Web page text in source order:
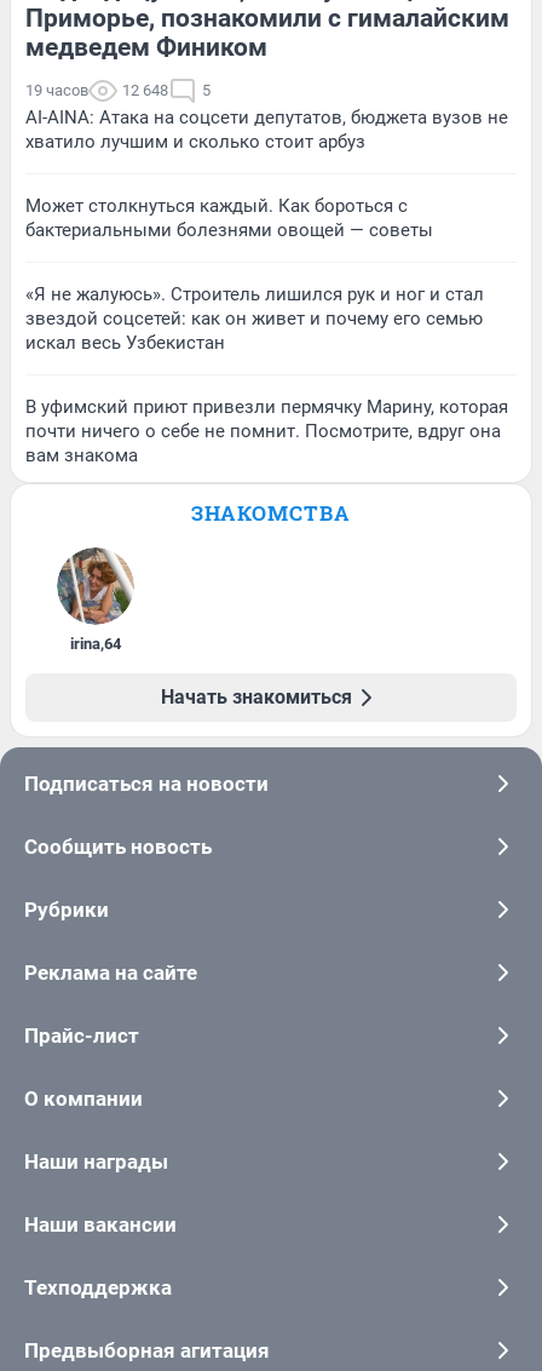
Приморье, познакомили с гималайским
медведем Фиником
19 часов 12 648 5
AI-AINA: Атака на соцсети депутатов, бюджета вузов не
хватило лучшим и сколько стоит арбуз
Может столкнуться каждый. Как бороться с
бактериальными болезнями овощей — советы
«Я не жалуюсь». Строитель лишился рук и ног и стал
звездой соцсетей: как он живет и почему его семью
искал весь Узбекистан
В уфимский приют привезли пермячку Марину, которая
почти ничего о себе не помнит. Посмотрите, вдруг она
вам знакома
ЗНАКОМСТВА
irina,64
Начать знакомиться
Подписаться на новости
Сообщить новость
Рубрики
Реклама на сайте
Прайс-лист
О компании
Наши награды
Наши вакансии
Техподдержка
Предвыборная агитация